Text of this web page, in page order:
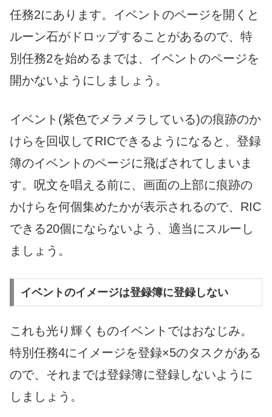
任務2にあります。イベントのページを開くと
ルーン石がドロップすることがあるので、特
別任務2を始めるまでは、イベントのページを
開かないようにしましょう。
イベント(紫色でメラメラしている)の痕跡のか
けらを回収してRICできるようになると、登録
簿のイベントのページに飛ばされてしまいま
す。呪文を唱える前に、画面の上部に痕跡の
かけらを何個集めたかが表示されるので、RIC
できる20個にならないよう、適当にスルーし
ましょう。
イベントのイメージは登録簿に登録しない
これも光り輝くものイベントではおなじみ。
特別任務4にイメージを登録×5のタスクがある
ので、それまでは登録簿に登録しないように
しましょう。